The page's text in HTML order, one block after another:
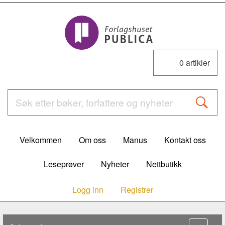
0 artikler
Velkommen Om oss Manus Kontakt oss
Leseprøver Nyheter Nettbutikk
Logg inn Registrer